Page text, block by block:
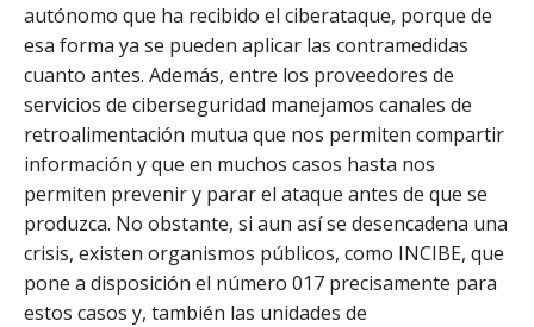
autónomo que ha recibido el ciberataque, porque de
esa forma ya se pueden aplicar las contramedidas
cuanto antes. Además, entre los proveedores de
servicios de ciberseguridad manejamos canales de
retroalimentación mutua que nos permiten compartir
información y que en muchos casos hasta nos
permiten prevenir y parar el ataque antes de que se
produzca. No obstante, si aun así se desencadena una
crisis, existen organismos públicos, como INCIBE, que
pone a disposición el número 017 precisamente para
estos casos y, también las unidades de